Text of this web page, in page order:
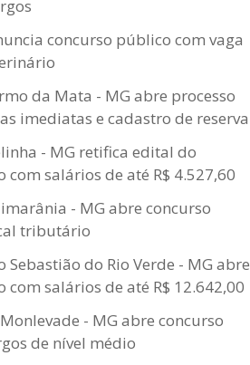
concurso público com vaga
da Mata - MG abre processo
imediatas e cadastro de reserva
- MG retifica edital do
salários de até R$ 4.527,60
- MG abre concurso
tributário
Sebastião do Rio Verde - MG abre
salários de até R$ 12.642,00
- MG abre concurso
de nível médio